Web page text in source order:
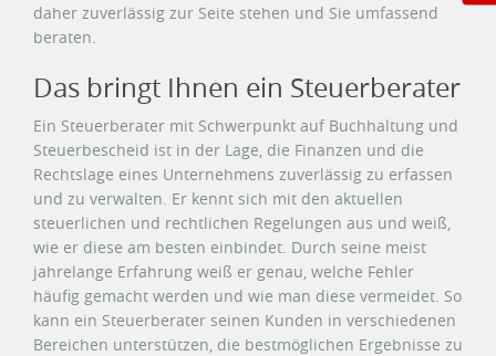
daher zuverlässig zur Seite stehen und Sie umfassend
beraten.
Das bringt Ihnen ein Steuerberater
Ein Steuerberater mit Schwerpunkt auf Buchhaltung und
Steuerbescheid ist in der Lage, die Finanzen und die
Rechtslage eines Unternehmens zuverlässig zu erfassen
und zu verwalten. Er kennt sich mit den aktuellen
steuerlichen und rechtlichen Regelungen aus und weiß,
wie er diese am besten einbindet. Durch seine meist
jahrelange Erfahrung weiß er genau, welche Fehler
häufig gemacht werden und wie man diese vermeidet. So
kann ein Steuerberater seinen Kunden in verschiedenen
Bereichen unterstützen, die bestmöglichen Ergebnisse zu